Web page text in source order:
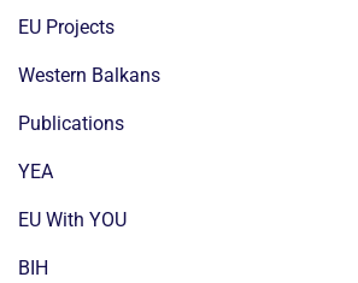
EU Projects
Western Balkans
Publications
YEA
EU With YOU
BIH